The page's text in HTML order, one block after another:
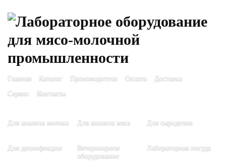
Главная Каталог Производители Оплата
Доставка
Сервис
Контакты
Для анализа молока Для анализа мяса Для сыроделия
Для дезинфекции
Ветеринарное
оборудование
Лабораторная посуда